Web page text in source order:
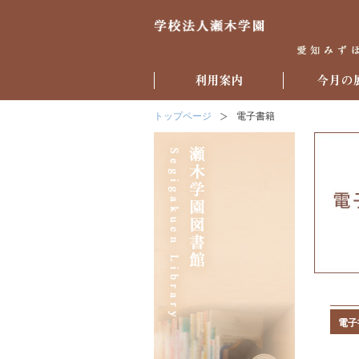
トップページ 電子書籍
電